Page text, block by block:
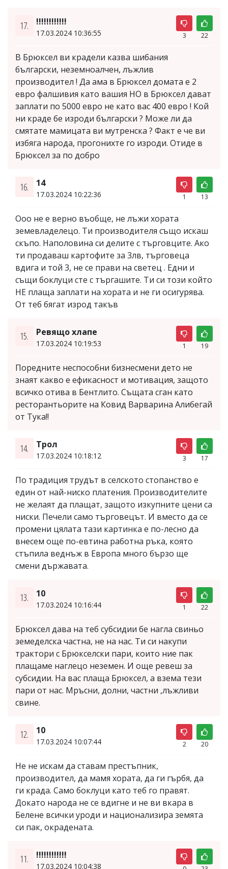
17. !!!!!!!!!!!!
17.03.2024 10:36:55 3 22
В Брюксел ви крадели казва шибания
български, неземноалчен, лъжлив
производител ! Да ама в Брюксел домата е 2
евро фалшивия като вашия НО в Брюксел дават
заплати по 5000 евро не като вас 400 евро ! Кой
ни краде бе изроди български ? Може ли да
смятате мамицата ви мутренска ? Факт е че ви
избяга народа, прогонихте го изроди. Отиде в
Брюксел за по добро
16. 14
17.03.2024 10:22:36 1 13
Ооо не е верно въобще, не лъжи хората
земевладелецо. Ти производителя също искаш
скъпо. Наполовина си делите с търговците. Ако
ти продаваш картофите за 3лв, търговеца
вдига и той 3, не се прави на светец . Едни и
същи боклуци сте с търгашите. Ти си този който
НЕ плаща заплати на хората и не ги осигурява.
От теб бягат изрод такъв
15. Ревящо хлапе
17.03.2024 10:19:53 1 19
Поредните неспособни бизнесмени дето не
знаят какво е ефикасност и мотивация, защото
всичко отива в Бентлито. Същата сган като
ресторантьорите на Ковид Варварина Алибегай
от Тука!!
14. Трол
17.03.2024 10:18:12 3 17
По традиция трудът в селското стопанство е
един от най-ниско платения. Производителите
не желаят да плащат, защото изкупните цени са
ниски. Печели само търговецът. И вместо да се
промени цялата тази картинка е по-лесно да
внесем още по-евтина работна ръка, която
стъпила веднъж в Европа много бързо ще
смени държавата.
13. 10
17.03.2024 10:16:44 1 22
Брюксел дава на теб субсидии бе нагла свиньо
земеделска частна, не на нас. Ти си накупи
трактори с Брюкселски пари, които ние пак
плащаме наглецо неземен. И още ревеш за
субсидии. На вас плаща Брюксел, а взема тези
пари от нас. Мръсни, долни, частни ,лъжливи
свине.
12. 10
17.03.2024 10:07:44 2 20
Не не искам да ставам престъпник,
производител, да мамя хората, да ги гърбя, да
ги крада. Само боклуци като теб го правят.
Докато народа не се вдигне и не ви вкара в
Белене всички уроди и национализира земята
си пак, окрадената.
11. !!!!!!!!!!!!
17.03.2024 10:04:38